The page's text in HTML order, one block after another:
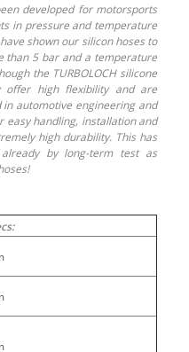
developed for motorsports
in pressure and temperature
shown our silicon hoses to
than 5 bar and a temperature
the TURBOLOCH silicone
offer high flexibility and are
automotive engineering and
easy handling, installation and
high durability. This has
by long-term test as